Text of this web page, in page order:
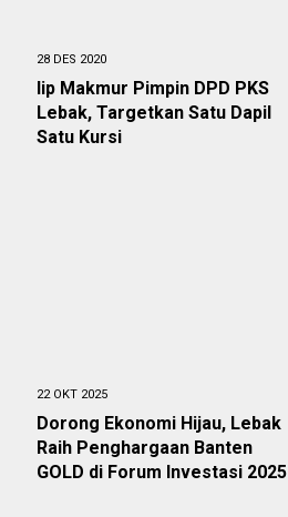
28 DES 2020
Iip Makmur Pimpin DPD PKS
Lebak, Targetkan Satu Dapil
Satu Kursi
22 OKT 2025
Dorong Ekonomi Hijau, Lebak
Raih Penghargaan Banten
GOLD di Forum Investasi 2025